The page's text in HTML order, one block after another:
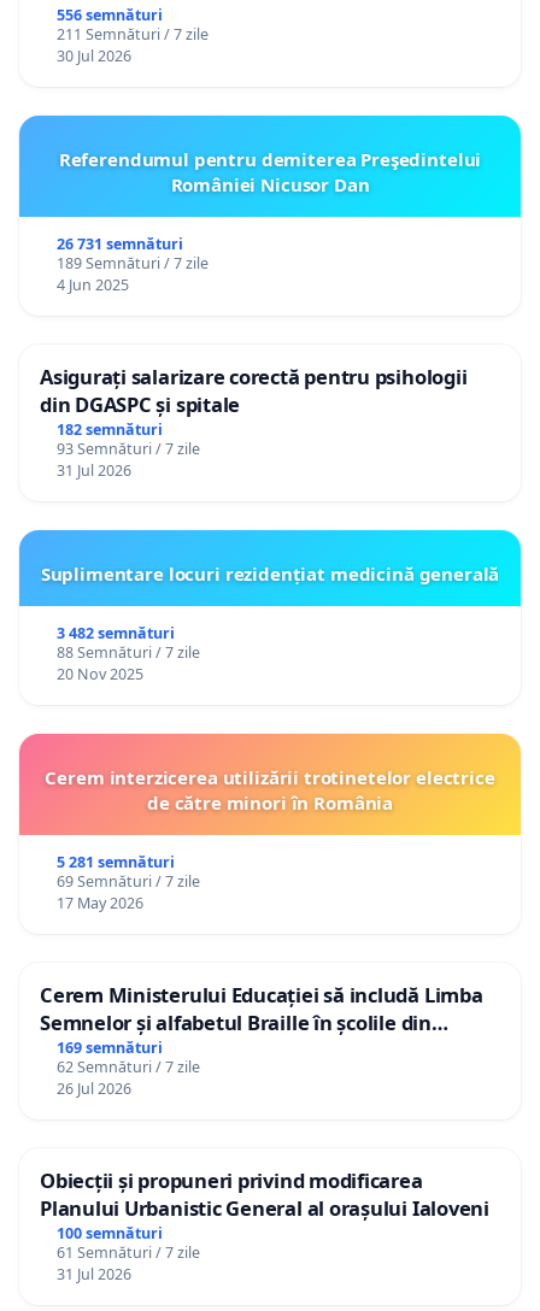
556 semnături
211 Semnături / 7 zile
30 Jul 2026
Referendumul pentru demiterea Preşedintelui
României Nicusor Dan
26 731 semnături
189 Semnături / 7 zile
4 Jun 2025
Asigurați salarizare corectă pentru psihologii
din DGASPC și spitale
182 semnături
93 Semnături / 7 zile
31 Jul 2026
Suplimentare locuri rezidențiat medicină generală
3 482 semnături
88 Semnături / 7 zile
20 Nov 2025
Cerem interzicerea utilizării trotinetelor electrice
de către minori în România
5 281 semnături
69 Semnături / 7 zile
17 May 2026
Cerem Ministerului Educației să includă Limba
Semnelor și alfabetul Braille în școlile din
Republica Moldova!
169 semnături
62 Semnături / 7 zile
26 Jul 2026
Obiecții și propuneri privind modificarea
Planului Urbanistic General al orașului Ialoveni
100 semnături
61 Semnături / 7 zile
31 Jul 2026